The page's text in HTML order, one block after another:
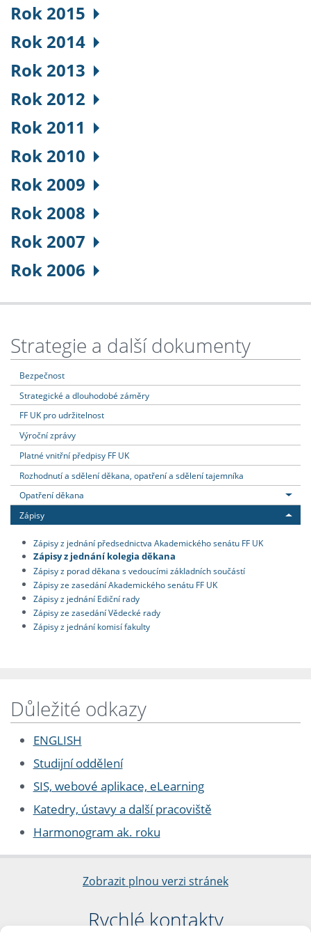
Rok 2015
Rok 2014
Rok 2013
Rok 2012
Rok 2011
Rok 2010
Rok 2009
Rok 2008
Rok 2007
Rok 2006
Strategie a další dokumenty
Bezpečnost
Strategické a dlouhodobé záměry
FF UK pro udržitelnost
Výroční zprávy
Platné vnitřní předpisy FF UK
Rozhodnutí a sdělení děkana, opatření a sdělení tajemníka
Opatření děkana
Zápisy
Zápisy z jednání předsednictva Akademického senátu FF UK
Zápisy z jednání kolegia děkana
Zápisy z porad děkana s vedoucími základních součástí
Zápisy ze zasedání Akademického senátu FF UK
Zápisy z jednání Ediční rady
Zápisy ze zasedání Vědecké rady
Zápisy z jednání komisí fakulty
Důležité odkazy
ENGLISH
Studijní oddělení
SIS, webové aplikace, eLearning
Katedry, ústavy a další pracoviště
Harmonogram ak. roku
Zobrazit plnou verzi stránek
Rychlé kontakty